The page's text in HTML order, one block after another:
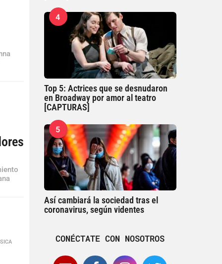
4
Top 5: Actrices que se desnudaron
en Broadway por amor al teatro
[CAPTURAS]
5
Así cambiará la sociedad tras el
coronavirus, según videntes
CONÉCTATE CON NOSOTROS